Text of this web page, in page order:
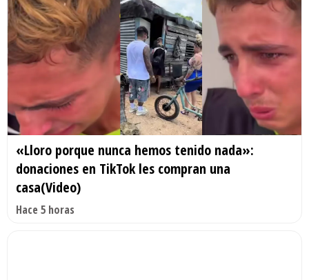
«Lloro porque nunca hemos tenido nada»:
donaciones en TikTok les compran una
casa(Video)
Hace 5 horas